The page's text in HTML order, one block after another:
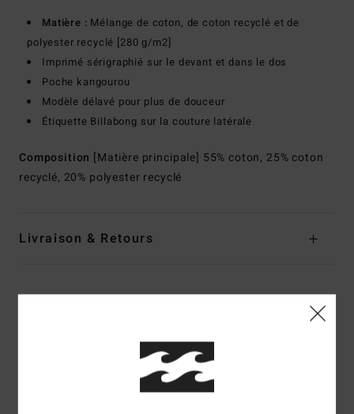
Matière : Mélange de coton, de coton recyclé et de
polyester recyclé [280 g/m2]
Imprimé sérigraphié sur le devant et dans le dos
Poche kangourou
Modèle délavé pour plus de douceur
Étiquette Billabong sur la couture latérale
Composition [Matière principale] 55% coton, 25% coton
recyclé, 20% polyester recyclé
Livraison & Retours
Note moyenne
3.5